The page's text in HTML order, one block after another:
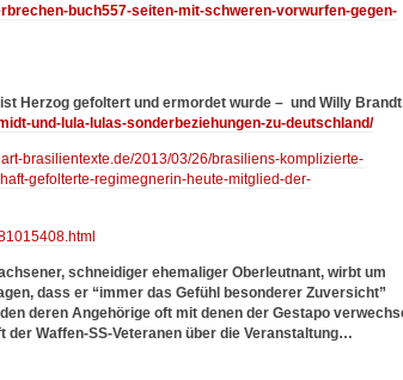
buch557-seiten-mit-schweren-vorwurfen-gegen-
Herzog gefoltert und ermordet wurde – und Willy
und-lula-lulas-sonderbeziehungen-zu-deutschland/
brasilientexte.de/2013/03/26/brasiliens-komplizierte-
gefolterte-regimegnerin-heute-mitglied-der-
schneidiger ehemaliger Oberleutnant, wirbt um
dass er “immer das Gefühl besonderer Zuversicht”
deren Angehörige oft mit denen der Gestapo
Waffen-SS-Veteranen über die Veranstaltung…